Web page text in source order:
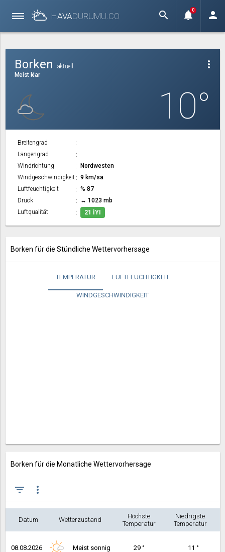
HAVADURUMU.CO search notifications
0 person
more_vert
Borken
aktuell
Meist klar
10°
Breitengrad
Längengrad
Windrichtung
Nordwesten
Windgeschwindigkeit
9 km/sa
Luftfeuchtigkeit
% 87
Druck
↔ 1023 mb
Luftqualität
21 İYI
Borken für die Stündliche Wettervorhersage
TEMPERATUR LUFTFEUCHTIGKEIT
WINDGESCHWINDIGKEIT
Borken für die Monatliche Wettervorhersage
filter_list more_vert
Datum Wetterzustand
Höchste
Temperatur
Niedrigste
Temperatur
08.08.2026 Meist sonnig 29 ° 11 °